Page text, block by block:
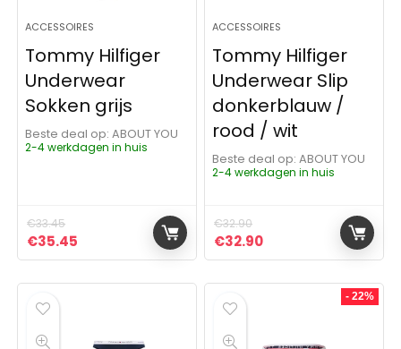
ACCESSOIRES
Tommy Hilfiger
Underwear
Sokken grijs
Beste deal op:
ABOUT YOU
2-4 werkdagen in huis
€33.45
Oorspronkelijke prijs was: €33.45.
€35.45 Huidige prijs is: €35.45.
ACCESSOIRES
Tommy Hilfiger
Underwear Slip
donkerblauw /
rood / wit
Beste deal op:
ABOUT YOU
2-4 werkdagen in huis
€32.90
Oorspronkelijke prijs was:
€32.90Huidige prijs is:
- 22%